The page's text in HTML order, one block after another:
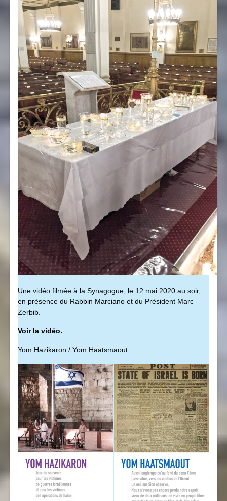
Une vidéo filmée à la Synagogue, le 12 mai 2020 au soir,
en présence du Rabbin Marciano et du Président Marc
Zerbib.
Voir la vidéo.
Yom Hazikaron / Yom Haatsmaout